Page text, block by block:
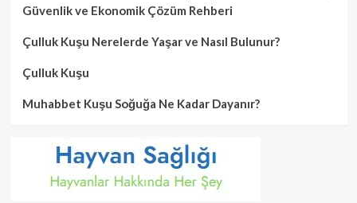
Güvenlik ve Ekonomik Çözüm Rehberi
Çulluk Kuşu Nerelerde Yaşar ve Nasıl Bulunur?
Çulluk Kuşu
Muhabbet Kuşu Soğuğa Ne Kadar Dayanır?